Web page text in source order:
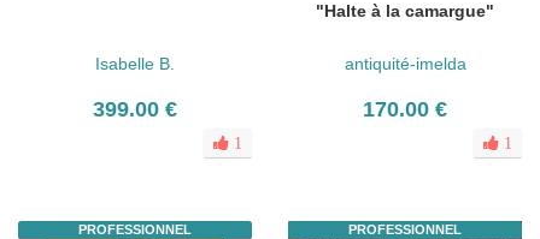
Isabelle B.
399.00 €
1
"Halte à la camargue"
antiquité-imelda
170.00 €
1
PROFESSIONNEL PROFESSIONNEL